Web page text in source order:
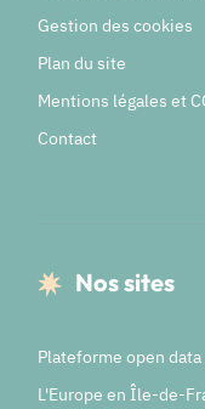
Gestion des cookies
Plan du site
Mentions légales et
Contact
Nos sites
Plateforme open
L'Europe en Île-de-